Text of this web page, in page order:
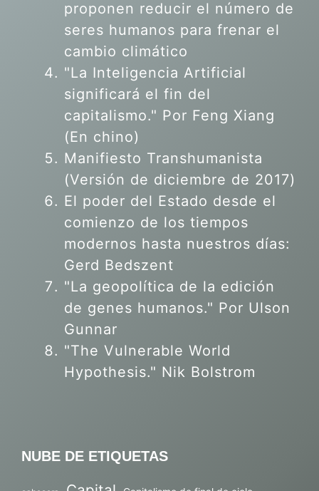
proponen reducir el número de
seres humanos para frenar el
cambio climático
"La Inteligencia Artificial
significará el fin del
capitalismo." Por Feng Xiang
(En chino)
Manifiesto Transhumanista
(Versión de diciembre de 2017)
El poder del Estado desde el
comienzo de los tiempos
modernos hasta nuestros días:
Gerd Bedszent
"La geopolítica de la edición
de genes humanos." Por Ulson
Gunnar
"The Vulnerable World
Hypothesis." Nik Bolstrom
NUBE DE ETIQUETAS